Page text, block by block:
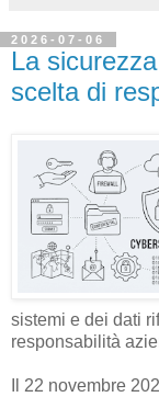
2026-07-06
La
scelta di
sistemi e dei dati
responsabilità
Il 22 novembre